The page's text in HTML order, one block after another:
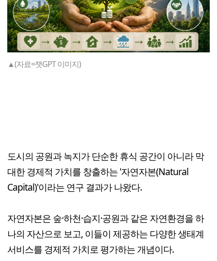
▲(자료=챗GPT 이미지)
도시의 공원과 녹지가 단순한 휴식 공간이 아니라 막
대한 경제적 가치를 창출하는 '자연자본(Natural
Capital)'이라는 연구 결과가 나왔다.
자연자본은 숲·하천·습지·공원과 같은 자연환경을 하
나의 자산으로 보고, 이들이 제공하는 다양한 생태계
서비스를 경제적 가치로 평가하는 개념이다.